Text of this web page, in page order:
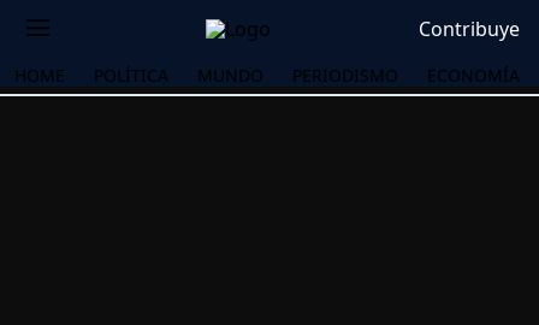
Contribuye
HOME POLÍTICA MUNDO PERIODISMO ECONOMÍA